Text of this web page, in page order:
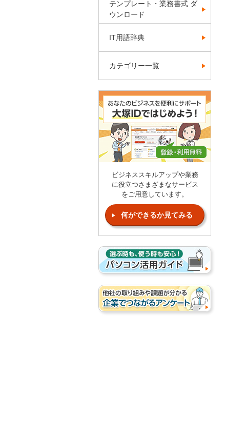
テンプレート・業務書式 ダ
ウンロード
IT用語辞典
カテゴリー一覧
ビジネススキルアップや業務
に役立つさまざまなサービス
をご用意しています。
何ができるか見てみる